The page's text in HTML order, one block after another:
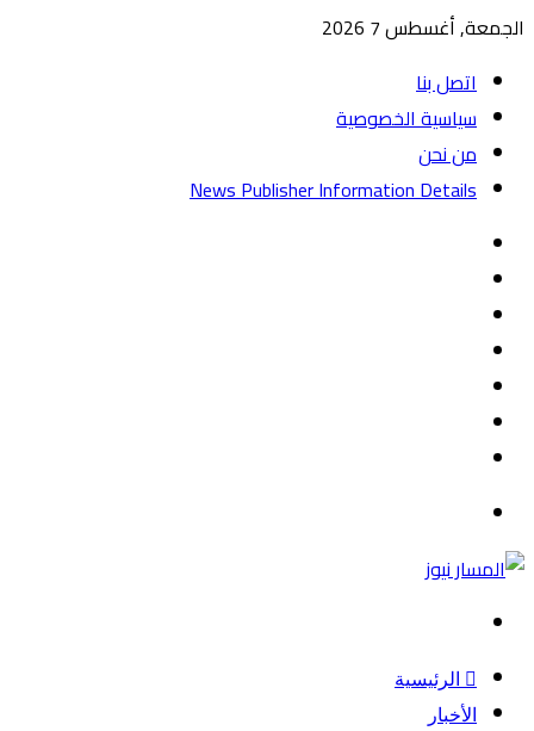
الجمعة, أغسطس 7 2026
اتصل بنا
سياسية الخصوصية
من نحن
News Publisher Information Details
الرئيسية
الأخبار